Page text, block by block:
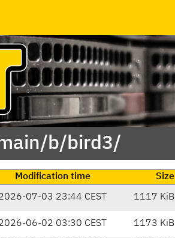
b/bird3/
Modification time
Size
07-03 23:44 CEST 1117 KiB
06-02 03:30 CEST 1173 KiB